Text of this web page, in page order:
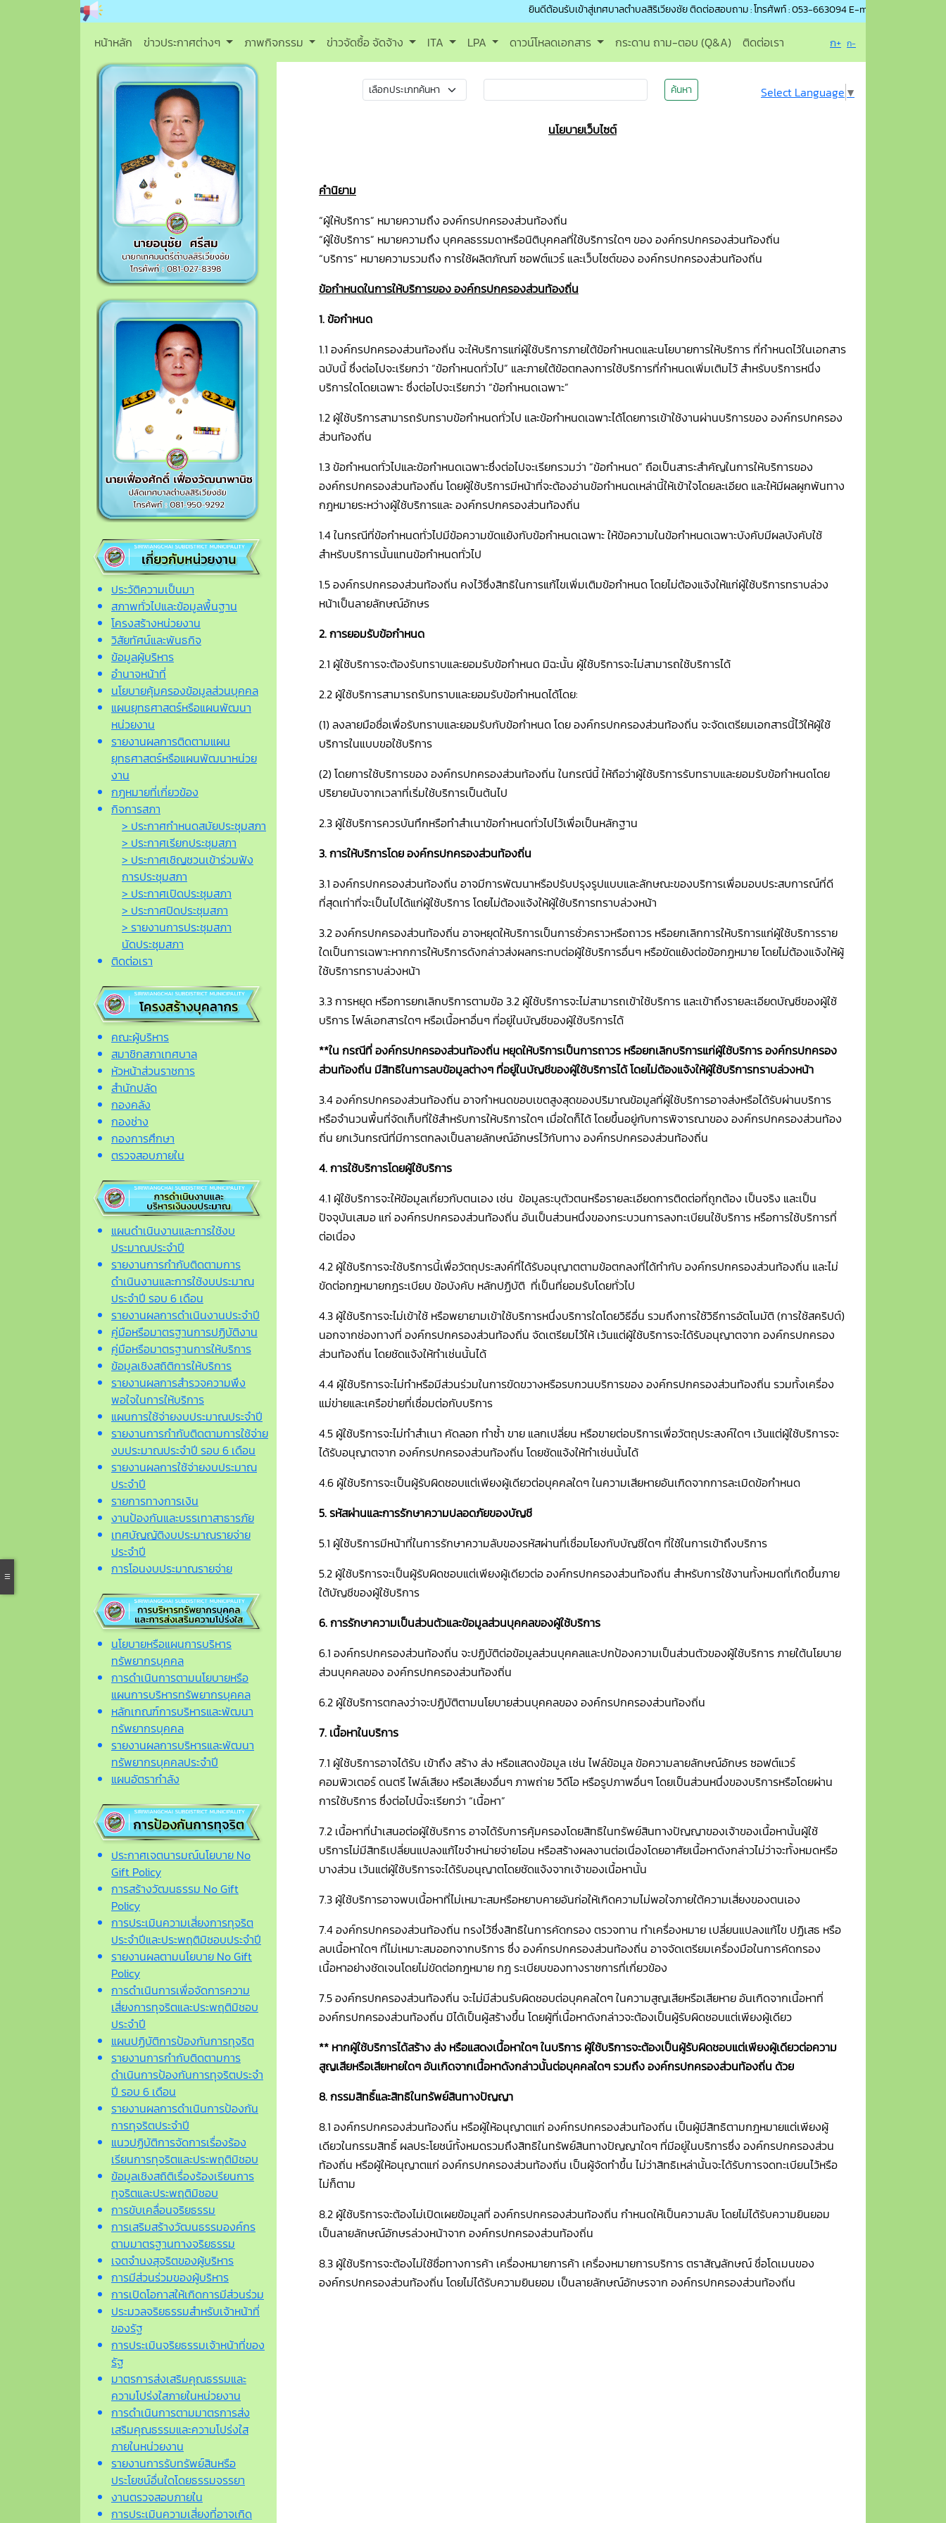
ยินดีต้อนรับเข้าสู่เทศบาลตำบลสิริเวียงชัย ติดต่อสอบถาม : โทรศัพท์ : 053-663094 E-mail :
หน้าหลัก ข่าวประกาศต่างๆ ภาพกิจกรรม ข่าวจัดซื้อ จัดจ้าง ITA LPA ดาวน์โหลดเอกสาร กระดาน ถาม-ตอบ (Q&A) ติดต่อเรา ก+ ก-
ประวัติความเป็นมา
สภาพทั่วไปและข้อมูลพื้นฐาน
โครงสร้างหน่วยงาน
วิสัยทัศน์และพันธกิจ
ข้อมูลผู้บริหาร
อำนาจหน้าที่
นโยบายคุ้มครองข้อมูลส่วนบุคคล
แผนยุทธศาสตร์หรือแผนพัฒนา
หน่วยงาน
รายงานผลการติดตามแผน
ยุทธศาสตร์หรือแผนพัฒนาหน่วย
งาน
กฎหมายที่เกี่ยวข้อง
กิจการสภา
> ประกาศกำหนดสมัยประชุมสภา
> ประกาศเรียกประชุมสภา
> ประกาศเชิญชวนเข้าร่วมฟัง
การประชุมสภา
> ประกาศเปิดประชุมสภา
> ประกาศปิดประชุมสภา
> รายงานการประชุมสภา
นัดประชุมสภา
ติดต่อเรา
คณะผู้บริหาร
สมาชิกสภาเทศบาล
หัวหน้าส่วนราชการ
สำนักปลัด
กองคลัง
กองช่าง
กองการศึกษา
ตรวจสอบภายใน
แผนดำเนินงานและการใช้งบ
ประมาณประจำปี
รายงานการกำกับติดตามการ
ดำเนินงานและการใช้งบประมาณ
ประจำปี รอบ 6 เดือน
รายงานผลการดำเนินงานประจำปี
คู่มือหรือมาตรฐานการปฏิบัติงาน
คู่มือหรือมาตรฐานการให้บริการ
ข้อมูลเชิงสถิติการให้บริการ
รายงานผลการสำรวจความพึง
พอใจในการให้บริการ
แผนการใช้จ่ายงบประมาณประจำปี
รายงานการกำกับติดตามการใช้จ่าย
งบประมาณประจำปี รอบ 6 เดือน
รายงานผลการใช้จ่ายงบประมาณ
ประจำปี
รายการทางการเงิน
งานป้องกันและบรรเทาสาธารภัย
เทศบัญญัติงบประมาณรายจ่าย
ประจำปี
การโอนงบประมาณรายจ่าย
นโยบายหรือแผนการบริหาร
ทรัพยากรบุคคล
การดำเนินการตามนโยบายหรือ
แผนการบริหารทรัพยากรบุคคล
หลักเกณฑ์การบริหารและพัฒนา
ทรัพยากรบุคคล
รายงานผลการบริหารและพัฒนา
ทรัพยากรบุคคลประจำปี
แผนอัตรากำลัง
ประกาศเจตนารมณ์นโยบาย No
Gift Policy
การสร้างวัฒนธรรม No Gift
Policy
การประเมินความเสี่ยงการทุจริต
ประจำปีและประพฤติมิชอบประจำปี
รายงานผลตามนโยบาย No Gift
Policy
การดำเนินการเพื่อจัดการความ
เสี่ยงการทุจริตและประพฤติมิชอบ
ประจำปี
แผนปฏิบัติการป้องกันการทุจริต
รายงานการกำกับติดตามการ
ดำเนินการป้องกันการทุจริตประจำ
ปี รอบ 6 เดือน
รายงานผลการดำเนินการป้องกัน
การทุจริตประจำปี
แนวปฏิบัติการจัดการเรื่องร้อง
เรียนการทุจริตและประพฤติมิชอบ
ข้อมูลเชิงสถิติเรื่องร้องเรียนการ
ทุจริตและประพฤติมิชอบ
การขับเคลื่อนจริยธรรม
การเสริมสร้างวัฒนธรรมองค์กร
ตามมาตรฐานทางจริยธรรม
เจตจํานงสุจริตของผู้บริหาร
การมีส่วนร่วมของผู้บริหาร
การเปิดโอกาสให้เกิดการมีส่วนร่วม
ประมวลจริยธรรมสำหรับเจ้าหน้าที่
ของรัฐ
การประเมินจริยธรรมเจ้าหน้าที่ของ
รัฐ
มาตรการส่งเสริมคุณธรรมและ
ความโปร่งใสภายในหน่วยงาน
การดำเนินการตามมาตรการส่ง
เสริมคุณธรรมและความโปร่งใส
ภายในหน่วยงาน
รายงานการรับทรัพย์สินหรือ
ประโยชน์อื่นใดโดยธรรมจรรยา
งานตรวจสอบภายใน
การประเมินความเสี่ยงที่อาจเกิด
ค้นหา Select Language ▼
นโยบายเว็บไซต์
คำนิยาม
“ผู้ให้บริการ” หมายความถึง องค์กรปกครองส่วนท้องถิ่น
“ผู้ใช้บริการ” หมายความถึง บุคคลธรรมดาหรือนิติบุคคลที่ใช้บริการใดๆ ของ องค์กรปกครองส่วนท้องถิ่น
“บริการ” หมายความรวมถึง การใช้ผลิตภัณฑ์ ซอฟต์แวร์ และเว็บไซต์ของ องค์กรปกครองส่วนท้องถิ่น
ข้อกำหนดในการให้บริการของ องค์กรปกครองส่วนท้องถิ่น
1. ข้อกำหนด
1.1 องค์กรปกครองส่วนท้องถิ่น จะให้บริการแก่ผู้ใช้บริการภายใต้ข้อกำหนดและนโยบายการให้บริการ ที่กำหนดไว้ในเอกสาร
ฉบับนี้ ซึ่งต่อไปจะเรียกว่า “ข้อกำหนดทั่วไป” และภายใต้ข้อตกลงการใช้บริการที่กำหนดเพิ่มเติมไว้ สำหรับบริการหนึ่ง
บริการใดโดยเฉพาะ ซึ่งต่อไปจะเรียกว่า “ข้อกำหนดเฉพาะ”
1.2 ผู้ใช้บริการสามารถรับทราบข้อกำหนดทั่วไป และข้อกำหนดเฉพาะได้โดยการเข้าใช้งานผ่านบริการของ องค์กรปกครอง
ส่วนท้องถิ่น
1.3 ข้อกำหนดทั่วไปและข้อกำหนดเฉพาะซึ่งต่อไปจะเรียกรวมว่า “ข้อกำหนด” ถือเป็นสาระสำคัญในการให้บริการของ
องค์กรปกครองส่วนท้องถิ่น โดยผู้ใช้บริการมีหน้าที่จะต้องอ่านข้อกำหนดเหล่านี้ให้เข้าใจโดยละเอียด และให้มีผลผูกพันทาง
กฎหมายระหว่างผู้ใช้บริการและ องค์กรปกครองส่วนท้องถิ่น
1.4 ในกรณีที่ข้อกำหนดทั่วไปมีข้อความขัดแย้งกับข้อกำหนดเฉพาะ ให้ข้อความในข้อกำหนดเฉพาะบังคับมีผลบังคับใช้
สำหรับบริการนั้นแทนข้อกำหนดทั่วไป
1.5 องค์กรปกครองส่วนท้องถิ่น คงไว้ซึ่งสิทธิในการแก้ไขเพิ่มเติมข้อกำหนด โดยไม่ต้องแจ้งให้แก่ผู้ใช้บริการทราบล่วง
หน้าเป็นลายลักษณ์อักษร
2. การยอมรับข้อกำหนด
2.1 ผู้ใช้บริการจะต้องรับทราบและยอมรับข้อกำหนด มิฉะนั้น ผู้ใช้บริการจะไม่สามารถใช้บริการได้
2.2 ผู้ใช้บริการสามารถรับทราบและยอมรับข้อกำหนดได้โดย:
(1) ลงลายมือชื่อเพื่อรับทราบและยอมรับกับข้อกำหนด โดย องค์กรปกครองส่วนท้องถิ่น จะจัดเตรียมเอกสารนี้ไว้ให้ผู้ใช้
บริการในแบบขอใช้บริการ
(2) โดยการใช้บริการของ องค์กรปกครองส่วนท้องถิ่น ในกรณีนี้ ให้ถือว่าผู้ใช้บริการรับทราบและยอมรับข้อกำหนดโดย
ปริยายนับจากเวลาที่เริ่มใช้บริการเป็นต้นไป
2.3 ผู้ใช้บริการควรบันทึกหรือทำสำเนาข้อกำหนดทั่วไปไว้เพื่อเป็นหลักฐาน
3. การให้บริการโดย องค์กรปกครองส่วนท้องถิ่น
3.1 องค์กรปกครองส่วนท้องถิ่น อาจมีการพัฒนาหรือปรับปรุงรูปแบบและลักษณะของบริการเพื่อมอบประสบการณ์ที่ดี
ที่สุดเท่าที่จะเป็นไปได้แก่ผู้ใช้บริการ โดยไม่ต้องแจ้งให้ผู้ใช้บริการทราบล่วงหน้า
3.2 องค์กรปกครองส่วนท้องถิ่น อาจหยุดให้บริการเป็นการชั่วคราวหรือถาวร หรือยกเลิกการให้บริการแก่ผู้ใช้บริการราย
ใดเป็นการเฉพาะหากการให้บริการดังกล่าวส่งผลกระทบต่อผู้ใช้บริการอื่นๆ หรือขัดแย้งต่อข้อกฏหมาย โดยไม่ต้องแจ้งให้ผู้
ใช้บริการทราบล่วงหน้า
3.3 การหยุด หรือการยกเลิกบริการตามข้อ 3.2 ผู้ใช้บริการจะไม่สามารถเข้าใช้บริการ และเข้าถึงรายละเอียดบัญชีของผู้ใช้
บริการ ไฟล์เอกสารใดๆ หรือเนื้อหาอื่นๆ ที่อยู่ในบัญชีของผู้ใช้บริการได้
**ใน กรณีที่ องค์กรปกครองส่วนท้องถิ่น หยุดให้บริการเป็นการถาวร หรือยกเลิกบริการแก่ผู้ใช้บริการ องค์กรปกครอง
ส่วนท้องถิ่น มีสิทธิในการลบข้อมูลต่างๆ ที่อยู่ในบัญชีของผู้ใช้บริการได้ โดยไม่ต้องแจ้งให้ผู้ใช้บริการทราบล่วงหน้า
3.4 องค์กรปกครองส่วนท้องถิ่น อาจกำหนดขอบเขตสูงสุดของปริมาณข้อมูลที่ผู้ใช้บริการอาจส่งหรือได้รับผ่านบริการ
หรือจำนวนพื้นที่จัดเก็บที่ใช้สำหรับการให้บริการใดๆ เมื่อใดก็ได้ โดยขึ้นอยู่กับการพิจารณาของ องค์กรปกครองส่วนท้อง
ถิ่น ยกเว้นกรณีที่มีการตกลงเป็นลายลักษณ์อักษรไว้กับทาง องค์กรปกครองส่วนท้องถิ่น
4. การใช้บริการโดยผู้ใช้บริการ
4.1 ผู้ใช้บริการจะให้ข้อมูลเกี่ยวกับตนเอง เช่น ข้อมูลระบุตัวตนหรือรายละเอียดการติดต่อที่ถูกต้อง เป็นจริง และเป็น
ปัจจุบันเสมอ แก่ องค์กรปกครองส่วนท้องถิ่น อันเป็นส่วนหนึ่งของกระบวนการลงทะเบียนใช้บริการ หรือการใช้บริการที่
ต่อเนื่อง
4.2 ผู้ใช้บริการจะใช้บริการนี้เพื่อวัตถุประสงค์ที่ได้รับอนุญาตตามข้อตกลงที่ได้ทำกับ องค์กรปกครองส่วนท้องถิ่น และไม่
ขัดต่อกฎหมายกฎระเบียบ ข้อบังคับ หลักปฏิบัติ ที่เป็นที่ยอมรับโดยทั่วไป
4.3 ผู้ใช้บริการจะไม่เข้าใช้ หรือพยายามเข้าใช้บริการหนึ่งบริการใดโดยวิธีอื่น รวมถึงการใช้วิธีการอัตโนมัติ (การใช้สคริปต์)
นอกจากช่องทางที่ องค์กรปกครองส่วนท้องถิ่น จัดเตรียมไว้ให้ เว้นแต่ผู้ใช้บริการจะได้รับอนุญาตจาก องค์กรปกครอง
ส่วนท้องถิ่น โดยชัดแจ้งให้ทำเช่นนั้นได้
4.4 ผู้ใช้บริการจะไม่ทำหรือมีส่วนร่วมในการขัดขวางหรือรบกวนบริการของ องค์กรปกครองส่วนท้องถิ่น รวมทั้งเครื่อง
แม่ข่ายและเครือข่ายที่เชื่อมต่อกับบริการ
4.5 ผู้ใช้บริการจะไม่ทำสำเนา คัดลอก ทำซ้ำ ขาย แลกเปลี่ยน หรือขายต่อบริการเพื่อวัตถุประสงค์ใดๆ เว้นแต่ผู้ใช้บริการจะ
ได้รับอนุญาตจาก องค์กรปกครองส่วนท้องถิ่น โดยชัดแจ้งให้ทำเช่นนั้นได้
4.6 ผู้ใช้บริการจะเป็นผู้รับผิดชอบแต่เพียงผู้เดียวต่อบุคคลใดๆ ในความเสียหายอันเกิดจากการละเมิดข้อกำหนด
5. รหัสผ่านและการรักษาความปลอดภัยของบัญชี
5.1 ผู้ใช้บริการมีหน้าที่ในการรักษาความลับของรหัสผ่านที่เชื่อมโยงกับบัญชีใดๆ ที่ใช้ในการเข้าถึงบริการ
5.2 ผู้ใช้บริการจะเป็นผู้รับผิดชอบแต่เพียงผู้เดียวต่อ องค์กรปกครองส่วนท้องถิ่น สำหรับการใช้งานทั้งหมดที่เกิดขึ้นภาย
ใต้บัญชีของผู้ใช้บริการ
6. การรักษาความเป็นส่วนตัวและข้อมูลส่วนบุคคลของผู้ใช้บริการ
6.1 องค์กรปกครองส่วนท้องถิ่น จะปฏิบัติต่อข้อมูลส่วนบุคคลและปกป้องความเป็นส่วนตัวของผู้ใช้บริการ ภายใต้นโยบาย
ส่วนบุคคลของ องค์กรปกครองส่วนท้องถิ่น
6.2 ผู้ใช้บริการตกลงว่าจะปฏิบัติตามนโยบายส่วนบุคคลของ องค์กรปกครองส่วนท้องถิ่น
7. เนื้อหาในบริการ
7.1 ผู้ใช้บริการอาจได้รับ เข้าถึง สร้าง ส่ง หรือแสดงข้อมูล เช่น ไฟล์ข้อมูล ข้อความลายลักษณ์อักษร ซอฟต์แวร์
คอมพิวเตอร์ ดนตรี ไฟล์เสียง หรือเสียงอื่นๆ ภาพถ่าย วิดีโอ หรือรูปภาพอื่นๆ โดยเป็นส่วนหนึ่งของบริการหรือโดยผ่าน
การใช้บริการ ซึ่งต่อไปนี้จะเรียกว่า “เนื้อหา”
7.2 เนื้อหาที่นำเสนอต่อผู้ใช้บริการ อาจได้รับการคุ้มครองโดยสิทธิในทรัพย์สินทางปัญญาของเจ้าของเนื้อหานั้นผู้ใช้
บริการไม่มีสิทธิเปลี่ยนแปลงแก้ไขจำหน่ายจ่ายโอน หรือสร้างผลงานต่อเนื่องโดยอาศัยเนื้อหาดังกล่าวไม่ว่าจะทั้งหมดหรือ
บางส่วน เว้นแต่ผู้ใช้บริการจะได้รับอนุญาตโดยชัดแจ้งจากเจ้าของเนื้อหานั้น
7.3 ผู้ใช้บริการอาจพบเนื้อหาที่ไม่เหมาะสมหรือหยาบคายอันก่อให้เกิดความไม่พอใจภายใต้ความเสี่ยงของตนเอง
7.4 องค์กรปกครองส่วนท้องถิ่น ทรงไว้ซึ่งสิทธิในการคัดกรอง ตรวจทาน ทำเครื่องหมาย เปลี่ยนแปลงแก้ไข ปฏิเสธ หรือ
ลบเนื้อหาใดๆ ที่ไม่เหมาะสมออกจากบริการ ซึ่ง องค์กรปกครองส่วนท้องถิ่น อาจจัดเตรียมเครื่องมือในการคัดกรอง
เนื้อหาอย่างชัดเจนโดยไม่ขัดต่อกฎหมาย กฎ ระเบียบของทางราชการที่เกี่ยวข้อง
7.5 องค์กรปกครองส่วนท้องถิ่น จะไม่มีส่วนรับผิดชอบต่อบุคคลใดๆ ในความสูญเสียหรือเสียหาย อันเกิดจากเนื้อหาที่
องค์กรปกครองส่วนท้องถิ่น มิได้เป็นผู้สร้างขึ้น โดยผู้ที่เนื้อหาดังกล่าวจะต้องเป็นผู้รับผิดชอบแต่เพียงผู้เดียว
** หากผู้ใช้บริการได้สร้าง ส่ง หรือแสดงเนื้อหาใดๆ ในบริการ ผู้ใช้บริการจะต้องเป็นผู้รับผิดชอบแต่เพียงผู้เดียวต่อความ
สูญเสียหรือเสียหายใดๆ อันเกิดจากเนื้อหาดังกล่าวนั้นต่อบุคคลใดๆ รวมถึง องค์กรปกครองส่วนท้องถิ่น ด้วย
8. กรรมสิทธิ์และสิทธิในทรัพย์สินทางปัญญา
8.1 องค์กรปกครองส่วนท้องถิ่น หรือผู้ให้อนุญาตแก่ องค์กรปกครองส่วนท้องถิ่น เป็นผู้มีสิทธิตามกฎหมายแต่เพียงผู้
เดียวในกรรมสิทธิ์ ผลประโยชน์ทั้งหมดรวมถึงสิทธิในทรัพย์สินทางปัญญาใดๆ ที่มีอยู่ในบริการซึ่ง องค์กรปกครองส่วน
ท้องถิ่น หรือผู้ให้อนุญาตแก่ องค์กรปกครองส่วนท้องถิ่น เป็นผู้จัดทำขึ้น ไม่ว่าสิทธิเหล่านั้นจะได้รับการจดทะเบียนไว้หรือ
ไม่ก็ตาม
8.2 ผู้ใช้บริการจะต้องไม่เปิดเผยข้อมูลที่ องค์กรปกครองส่วนท้องถิ่น กำหนดให้เป็นความลับ โดยไม่ได้รับความยินยอม
เป็นลายลักษณ์อักษรล่วงหน้าจาก องค์กรปกครองส่วนท้องถิ่น
8.3 ผู้ใช้บริการจะต้องไม่ใช้ชื่อทางการค้า เครื่องหมายการค้า เครื่องหมายการบริการ ตราสัญลักษณ์ ชื่อโดเมนของ
องค์กรปกครองส่วนท้องถิ่น โดยไม่ได้รับความยินยอม เป็นลายลักษณ์อักษรจาก องค์กรปกครองส่วนท้องถิ่น